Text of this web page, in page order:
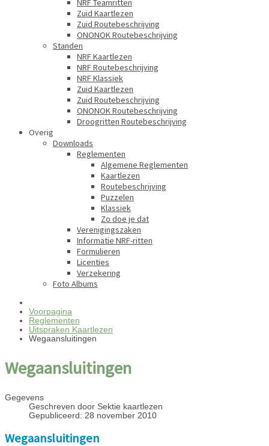
NRF Teamritten
Zuid Kaartlezen
Zuid Routebeschrijving
ONONOK Routebeschrijving
Standen
NRF Kaartlezen
NRF Routebeschrijving
NRF Klassiek
Zuid Kaartlezen
Zuid Routebeschrijving
ONONOK Routebeschrijving
Droogritten Routebeschrijving
Overig
Downloads
Reglementen
Algemene Reglementen
Kaartlezen
Routebeschrijving
Puzzelen
Klassiek
Zo doe je dat
Verenigingszaken
Informatie NRF-ritten
Formulieren
Licenties
Verzekering
Foto Albums
Voorpagina
Reglementen
Uitspraken Kaartlezen
Wegaansluitingen
Wegaansluitingen
Gegevens
Geschreven door Sektie kaartlezen
Gepubliceerd: 28 november 2010
Wegaansluitingen